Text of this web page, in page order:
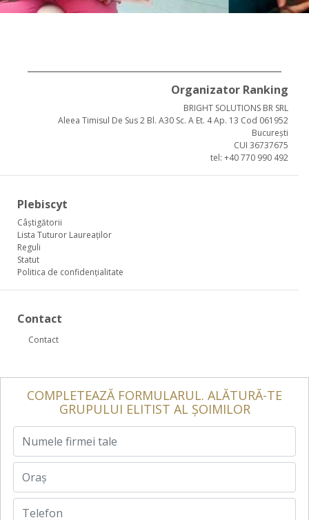
COMPLETEAZĂ FORMULARUL. ALĂTURĂ-TE
GRUPULUI ELITIST AL ȘOIMILOR
Organizator Ranking
BRIGHT SOLUTIONS BR SRL
Aleea Timisul De Sus 2 Bl. A30 Sc. A Et. 4 Ap. 13 Cod 061952
București
CUI 36737675
tel: +40 770 990 492
Plebiscyt
Câștigătorii
Lista Tuturor Laureaților
Reguli
Statut
Politica de confidențialitate
Contact
Contact